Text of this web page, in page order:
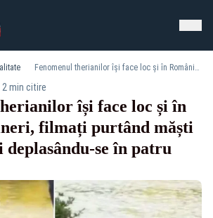
Fenomenul therianilor își face loc și în România! Tineri, filmați purtând măști de animale și deplasându-se în patru labe
2 min citire
își face loc și în
filmați purtând măști
deplasându-se în patru